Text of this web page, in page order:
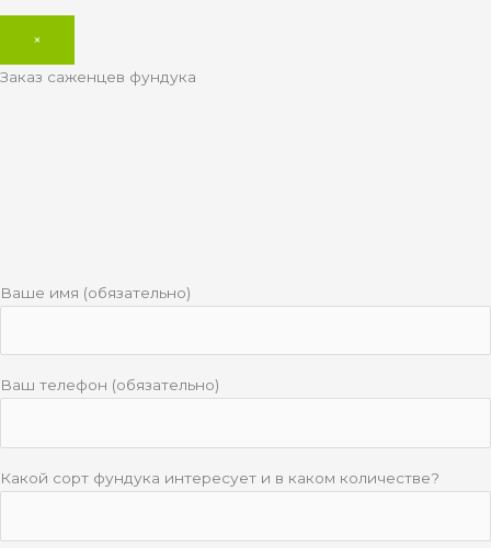
×
Заказ саженцев фундука
Ваше имя (обязательно)
Ваш телефон (обязательно)
Какой сорт фундука интересует и в каком количестве?